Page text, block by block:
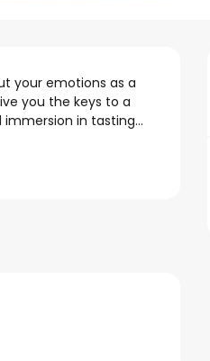
your emotions as a
you the keys to a
in tasting...